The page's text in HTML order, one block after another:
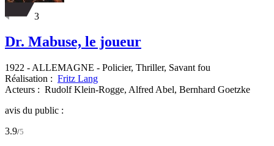
3
Dr. Mabuse, le joueur
1922 - ALLEMAGNE - Policier, Thriller, Savant fou
Réalisation : Fritz Lang
Acteurs : Rudolf Klein-Rogge, Alfred Abel, Bernhard Goetzke
avis du public :
3.9/5